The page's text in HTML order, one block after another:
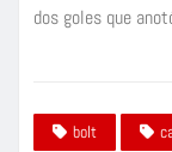
dos goles que
bolt